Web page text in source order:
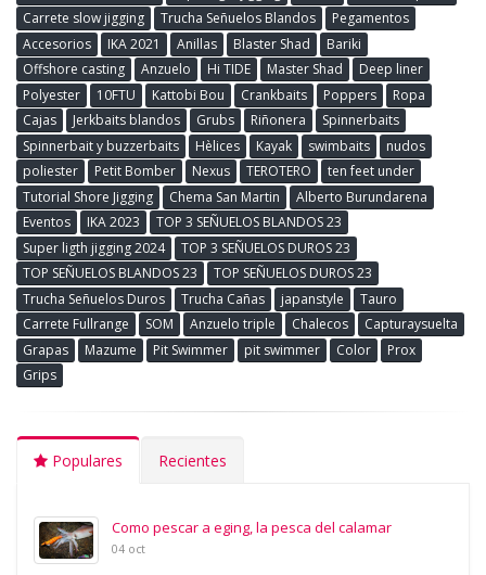
Carrete slow jigging
Trucha Señuelos Blandos
Pegamentos
Accesorios
IKA 2021 Anillas Blaster Shad
Bariki
Offshore casting
Anzuelo Hi TIDE Master Shad
Deep liner
Polyester
10FTU Kattobi Bou Crankbaits Poppers
Ropa
Cajas
Jerkbaits blandos Grubs Riñonera
Spinnerbaits
Spinnerbait y buzzerbaits
Hèlices Kayak swimbaits
nudos
poliester
Petit Bomber Nexus TEROTERO
ten feet under
Tutorial Shore Jigging
Chema San Martin
Alberto Burundarena
Eventos
IKA 2023
TOP 3 SEÑUELOS BLANDOS 23
Super ligth jigging 2024
TOP 3 SEÑUELOS DUROS 23
TOP SEÑUELOS BLANDOS 23
TOP SEÑUELOS DUROS 23
Trucha Señuelos Duros
Trucha Cañas japanstyle
Tauro
Carrete Fullrange
SOM Anzuelo triple Chalecos
Capturaysuelta
Grapas
Mazume Pit Swimmer pit swimmer Color
Prox
Grips
Populares Recientes
Como pescar a eging, la pesca del calamar
04 oct